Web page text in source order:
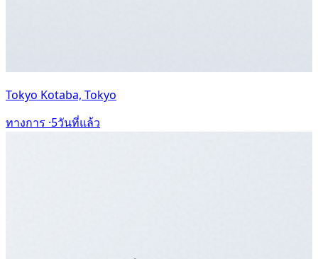
Tokyo Kotaba, Tokyo
ทางการ ·5วันที่แล้ว